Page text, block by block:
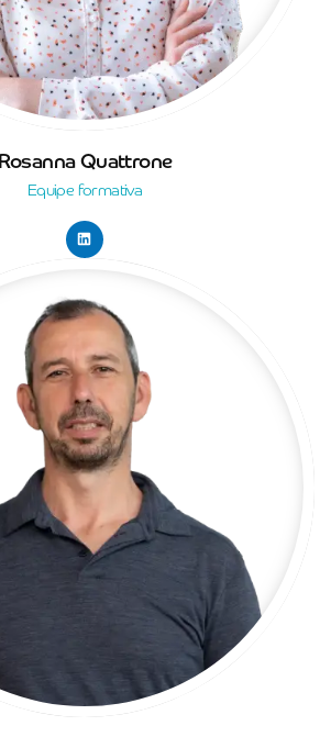
Rosanna Quattrone
Equipe formativa